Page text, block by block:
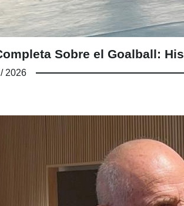
Sobre el Goalball:
2026